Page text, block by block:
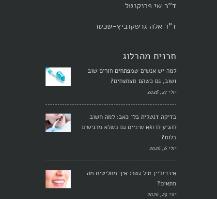
ד''ר שי פרנקנטל
ד"ר אלה גרשקוביץ-שכטר
תכנים מהבלוג
למה יש אנשים שמפתחים חורים שוב
ושוב, גם כשהם מצחצחים?
יולי 27, 2026
בדיקה דנטלית בלי כאב: למה חשוב
להגיע לרופא שיניים גם כשלא מרגישים
כלום?
יולי 6, 2026
אינויזליין מול גשר: איך מחליטים מה
מתאים?
יוני 29, 2026